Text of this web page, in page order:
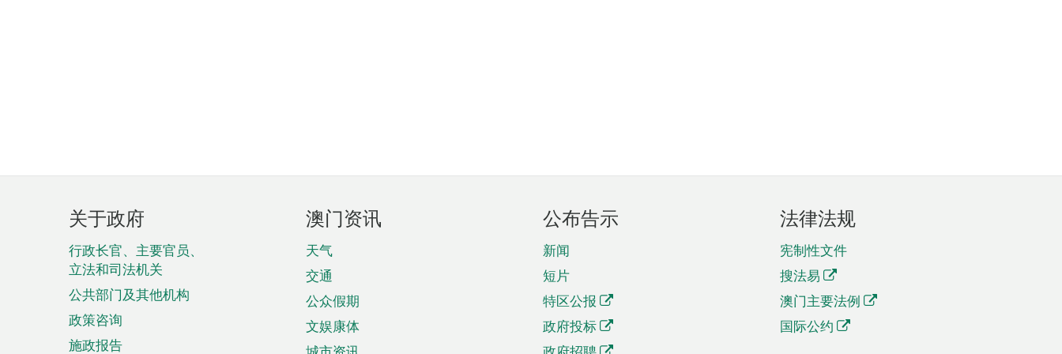
页
脚
菜
单
关于政府
行政长官、主要官员、
立法和司法机关
公共部门及其他机构
政策咨询
施政报告
澳门资讯
天气
交通
公众假期
文娱康体
公布告示
新闻
短片
特区公报
政府投标
法律法规
宪制性文件
搜法易
澳门主要法例
国际公约